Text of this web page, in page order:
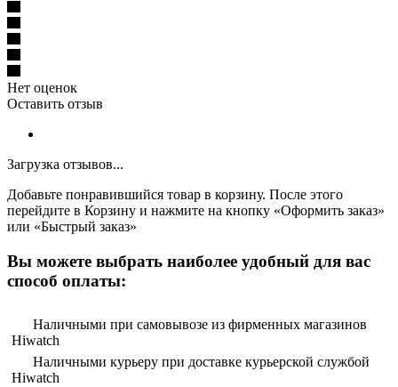
Нет оценок
Оставить отзыв
Загрузка отзывов...
Добавьте понравившийся товар в корзину. После этого
перейдите в Корзину и нажмите на кнопку «Оформить заказ»
или «Быстрый заказ»
Вы можете выбрать наиболее удобный для вас
способ оплаты:
Наличными при самовывозе из фирменных магазинов
Hiwatch
Наличными курьеру при доставке курьерской службой
Hiwatch